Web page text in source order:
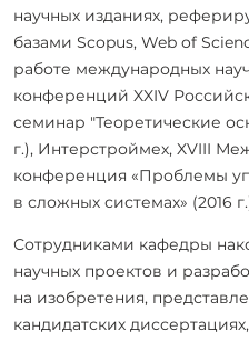
научных изданиях,
базами Scopus, Web of
работе международных
конференций XXIV
семинар "Теоретические
г.), Интерстроймех, XVIII
конференция «Проблемы
в сложных системах» (2016
Сотрудниками кафедры
научных проектов и
на изобретения,
кандидатских